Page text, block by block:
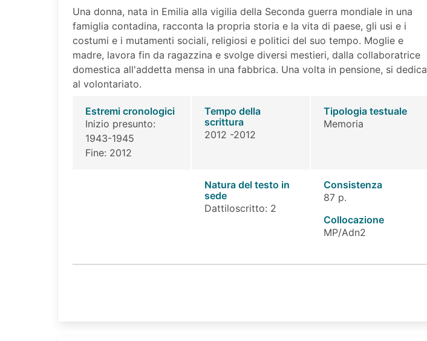
Una donna, nata in Emilia alla vigilia della Seconda guerra mondiale in una
famiglia contadina, racconta la propria storia e la vita di paese, gli usi e i
costumi e i mutamenti sociali, religiosi e politici del suo tempo. Moglie e
madre, lavora fin da ragazzina e svolge diversi mestieri, dalla collaboratrice
domestica all'addetta mensa in una fabbrica. Una volta in pensione, si dedica
al volontariato.
Estremi cronologici
Inizio presunto:
1943-1945
Fine: 2012
Tempo della
scrittura
2012 -2012
Tipologia testuale
Memoria
Natura del testo in
sede
Dattiloscritto: 2
Consistenza
87 p.
Collocazione
MP/Adn2